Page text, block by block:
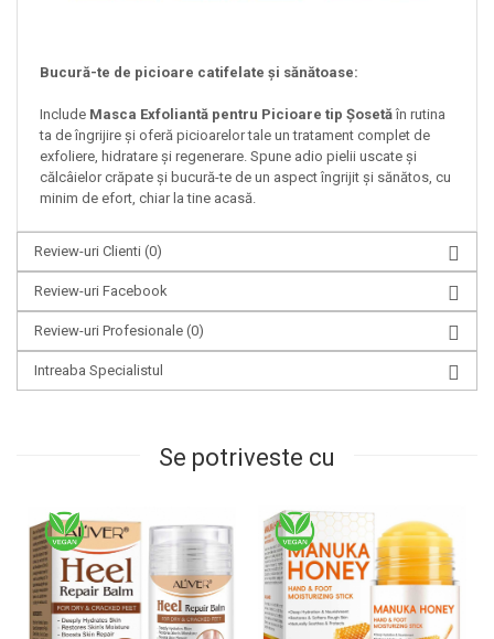
Bucură-te de picioare catifelate și sănătoase:
Include Masca Exfoliantă pentru Picioare tip Șosetăîn rutina
ta de îngrijire și oferă picioarelor tale un tratament complet de
exfoliere, hidratare și regenerare. Spune adio pielii uscate și
călcâielor crăpate și bucură-te de un aspect îngrijit și sănătos, cu
minim de efort, chiar la tine acasă.
Review-uri Clienti (0)
Review-uri Facebook
Review-uri Profesionale (0)
Intreaba Specialistul
Se potriveste cu